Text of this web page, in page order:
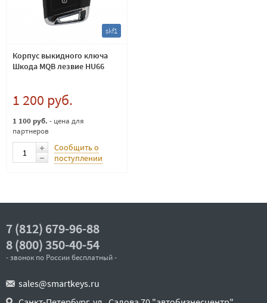
skf1
Корпус выкидного ключа
Шкода MQB лезвие HU66
1 200 руб.
1 100 руб. - цена для
партнеров
Сообщить о
поступлении
7 (812) 679-96-88
8 (800) 350-40-54
- звонок по России бесплатный -
sales@smartkeys.ru